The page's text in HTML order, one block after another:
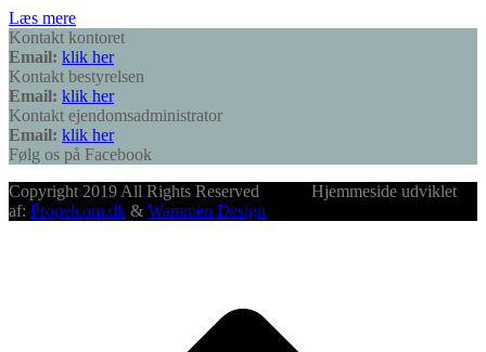
Læs mere
Kontakt kontoret
Email: klik her
Kontakt bestyrelsen
Email: klik her
Kontakt ejendomsadministrator
Email: klik her
Følg os på Facebook
Copyright 2019 All Rights Reserved Hjemmeside udviklet
af: Propelcom.dk & Wammen Design